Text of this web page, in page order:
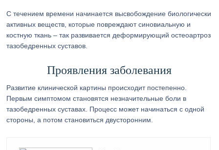
С течением времени начинается высвобождение биологически
активных веществ, которые повреждают синовиальную и
костную ткань – так развивается деформирующий остеоартроз
тазобедренных суставов.
Проявления заболевания
Развитие клинической картины происходит постепенно.
Первым симптомом становятся незначительные боли в
тазобедренных суставах. Процесс может начинаться с одной
стороны, а потом становиться двусторонним.